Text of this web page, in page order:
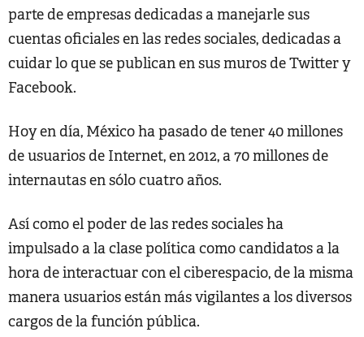
parte de empresas dedicadas a manejarle sus
cuentas oficiales en las redes sociales, dedicadas a
cuidar lo que se publican en sus muros de Twitter y
Facebook.
Hoy en día, México ha pasado de tener 40 millones
de usuarios de Internet, en 2012, a 70 millones de
internautas en sólo cuatro años.
Así como el poder de las redes sociales ha
impulsado a la clase política como candidatos a la
hora de interactuar con el ciberespacio, de la misma
manera usuarios están más vigilantes a los diversos
cargos de la función pública.